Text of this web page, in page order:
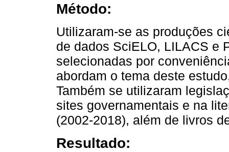
Método:
Utilizaram-se as produções
de dados SciELO, LILACS e
selecionadas por
abordam o tema deste
Também se utilizaram
sites governamentais e na
(2002-2018), além de livros
Resultado: